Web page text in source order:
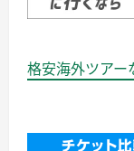
格安海外ツアー